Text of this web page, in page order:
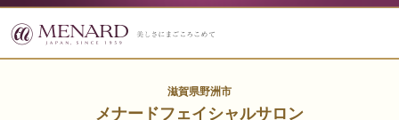
滋賀県野洲市
メナードフェイシャルサロン